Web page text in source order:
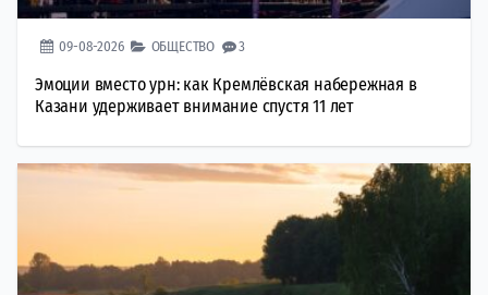
09-08-2026 ОБЩЕСТВО 3
Эмоции вместо урн: как Кремлёвская набережная в
Казани удерживает внимание спустя 11 лет